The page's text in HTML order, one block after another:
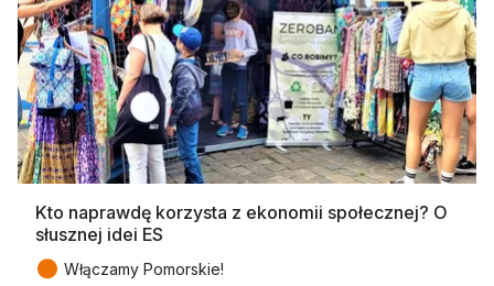
Kto naprawdę korzysta z ekonomii społecznej? O
słusznej idei ES
● Włączamy Pomorskie!